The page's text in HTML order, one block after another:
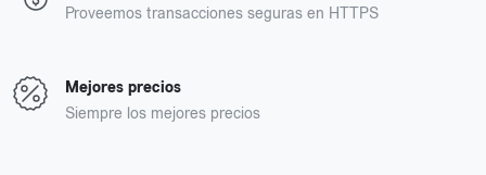
Proveemos transacciones seguras en HTTPS
Mejores precios
Siempre los mejores precios